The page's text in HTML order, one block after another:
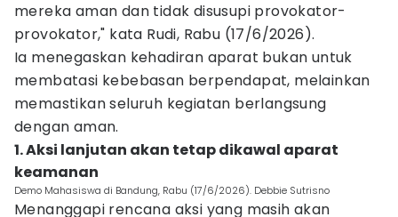
mereka aman dan tidak disusupi provokator-
provokator," kata Rudi, Rabu (17/6/2026).
Ia menegaskan kehadiran aparat bukan untuk
membatasi kebebasan berpendapat, melainkan
memastikan seluruh kegiatan berlangsung
dengan aman.
1. Aksi lanjutan akan tetap dikawal aparat
keamanan
Demo Mahasiswa di Bandung, Rabu (17/6/2026). Debbie Sutrisno
Menanggapi rencana aksi yang masih akan